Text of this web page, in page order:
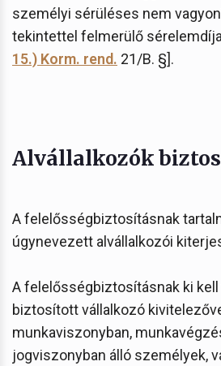
személyi sérüléses nem
tekintettel felmerülő
15.) Korm. rend. 21/B. §].
Alvállalkozók
A felelősségbiztosításnak
úgynevezett alvállalkozói
A felelősségbiztosításnak ki
biztosított vállalkozó
munkaviszonyban,
jogviszonyban álló személyek,